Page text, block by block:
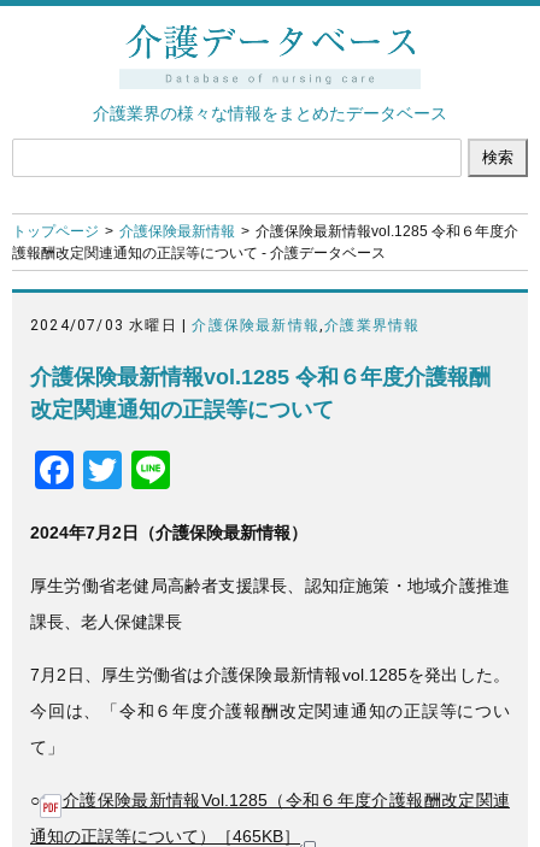
介護業界の様々な情報をまとめたデータベース
トップページ 介護保険最新情報
介護保険最新情報vol.1285 令和６年度介
護報酬改定関連通知の正誤等について - 介護データベース
2024/07/03 水曜日 |介護保険最新情報,介護業界情報
介護保険最新情報vol.1285 令和６年度介護報酬
改定関連通知の正誤等について
F
c
e
b
o
o
T
tt
er
e
2024年7月2日（介護保険最新情報）
厚生労働省老健局高齢者支援課長、認知症施策・地域介護推進
課長、老人保健課長
7月2日、厚生労働省は介護保険最新情報vol.1285を発出した。
今回は、「令和６年度介護報酬改定関連通知の正誤等につい
て」
○
介護保険最新情報Vol.1285（令和６年度介護報酬改定関連
通知の正誤等について）［465KB］